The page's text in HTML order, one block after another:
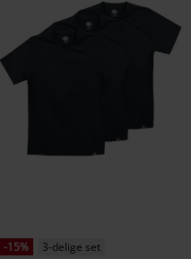
-15%
3-delige set